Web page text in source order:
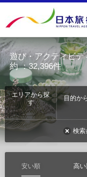
遊び・アクティビ
約：32,396件
エリアから探
す
目的か
検索
安い順 高